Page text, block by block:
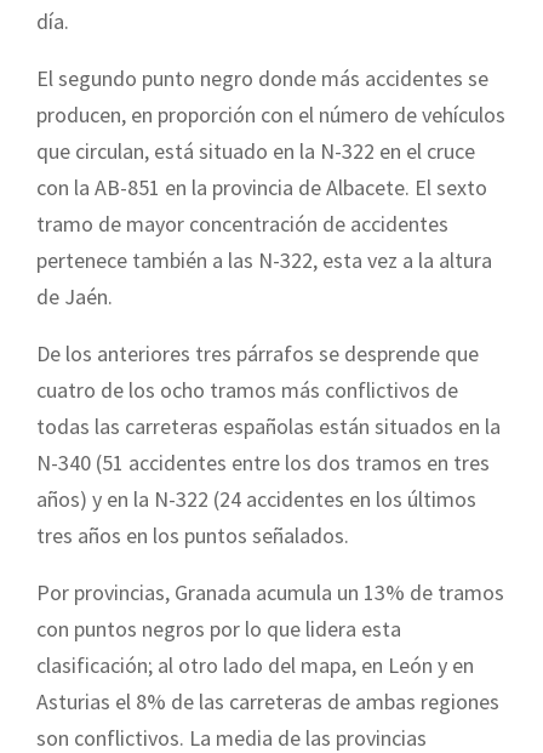
día.
El segundo punto negro donde más accidentes se
producen, en proporción con el número de vehículos
que circulan, está situado en la N-322 en el cruce
con la AB-851 en la provincia de Albacete. El sexto
tramo de mayor concentración de accidentes
pertenece también a las N-322, esta vez a la altura
de Jaén.
De los anteriores tres párrafos se desprende que
cuatro de los ocho tramos más conflictivos de
todas las carreteras españolas están situados en la
N-340 (51 accidentes entre los dos tramos en tres
años) y en la N-322 (24 accidentes en los últimos
tres años en los puntos señalados.
Por provincias, Granada acumula un 13% de tramos
con puntos negros por lo que lidera esta
clasificación; al otro lado del mapa, en León y en
Asturias el 8% de las carreteras de ambas regiones
son conflictivos. La media de las provincias